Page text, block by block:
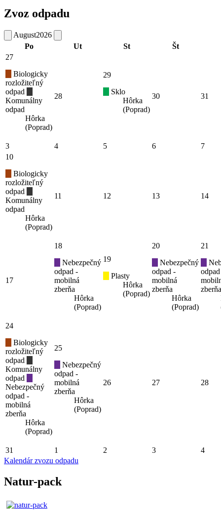
Zvoz odpadu
August2026
Po
Ut St Št
27
Biologicky
rozložiteľný
odpad
Komunálny
odpad
Hôrka
(Poprad)
28
29
Sklo
Hôrka
(Poprad)
30 31
3 4 5 6
7
10
Biologicky
rozložiteľný
odpad
Komunálny
odpad
Hôrka
(Poprad)
11 12 13 14
17
18
Nebezpečný
odpad -
mobilná
zberňa
Hôrka
(Poprad)
19
Plasty
Hôrka
(Poprad)
20
Nebezpečný
odpad -
mobilná
zberňa
Hôrka
(Poprad)
21
zberňa
24
Biologicky
rozložiteľný
odpad
Komunálny
odpad
Nebezpečný
odpad -
mobilná
zberňa
Hôrka
(Poprad)
25
Nebezpečný
odpad -
mobilná
zberňa
Hôrka
(Poprad)
26 27 28
31 1 2 3
4
Kalendár zvozu odpadu
Natur-pack